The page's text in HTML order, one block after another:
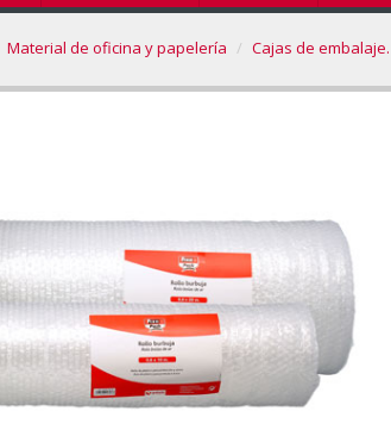
Material de oficina y papelería Cajas de